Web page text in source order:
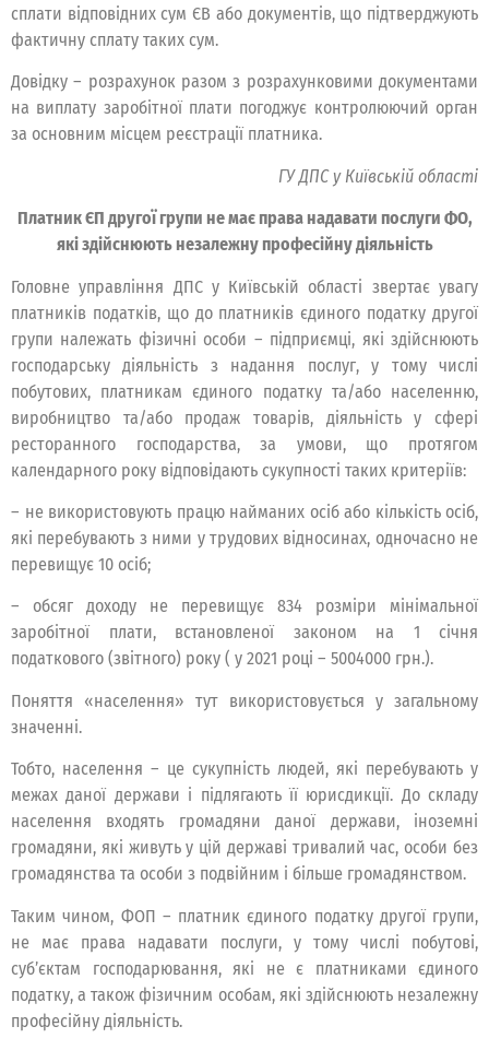
сплати відповідних сум ЄВ або документів, що підтверджують
фактичну сплату таких сум.
Довідку – розрахунок разом з розрахунковими документами
на виплату заробітної плати погоджує контролюючий орган
за основним місцем реєстрації платника.
ГУ ДПС у Київській області
Платник ЄП другої групи не має права надавати послуги ФО,
які здійснюють незалежну професійну діяльність
Головне управління ДПС у Київській області звертає увагу
платників податків, що до платників єдиного податку другої
групи належать фізичні особи – підприємці, які здійснюють
господарську діяльність з надання послуг, у тому числі
побутових, платникам єдиного податку та/або населенню,
виробництво та/або продаж товарів, діяльність у сфері
ресторанного господарства, за умови, що протягом
календарного року відповідають сукупності таких критеріїв:
– не використовують працю найманих осіб або кількість осіб,
які перебувають з ними у трудових відносинах, одночасно не
перевищує 10 осіб;
– обсяг доходу не перевищує 834 розміри мінімальної
заробітної плати, встановленої законом на 1 січня
податкового (звітного) року ( у 2021 році – 5004000 грн.).
Поняття «населення» тут використовується у загальному
значенні.
Тобто, населення – це сукупність людей, які перебувають у
межах даної держави і підлягають її юрисдикції. До складу
населення входять громадяни даної держави, іноземні
громадяни, які живуть у цій державі тривалий час, особи без
громадянства та особи з подвійним і більше громадянством.
Таким чином, ФОП – платник єдиного податку другої групи,
не має права надавати послуги, у тому числі побутові,
суб’єктам господарювання, які не є платниками єдиного
податку, а також фізичним особам, які здійснюють незалежну
професійну діяльність.